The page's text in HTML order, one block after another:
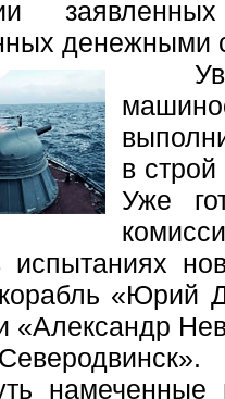
денежными
в
Уже
испытаниях
«Юрий
«Александр